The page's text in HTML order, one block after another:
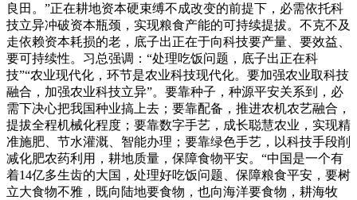
良田。”正在耕地资本硬束缚不成改变的前提下，必需依托科
技立异冲破资本瓶颈，实现粮食产能的可持续提拔。不克不及
走依赖资本耗损的老，底子出正在于向科技要产量、要效益、
要可持续性。习总强调：“处理吃饭问题，底子出正在科
技”“农业现代化，环节是农业科技现代化。要加强农业取科技
融合，加强农业科技立异”。要靠种子，种源平安关系到，必
需下决心把我国种业搞上去；要靠配备，推进农机农艺融合，
提拔全程机械化程度；要靠数字手艺，成长聪慧农业，实现精
准施肥、节水灌溉、智能办理；要靠绿色手艺，以科技手段削
减化肥农药利用，耕地质量，保障食物平安。“中国是一个有
着14亿多生齿的大国，处理好吃饭问题、保障粮食平安，要树
立大食物不雅，既向陆地要食物，也向海洋要食物，耕海牧